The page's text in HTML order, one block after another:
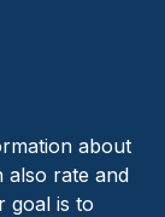
about
also rate and
goal is to